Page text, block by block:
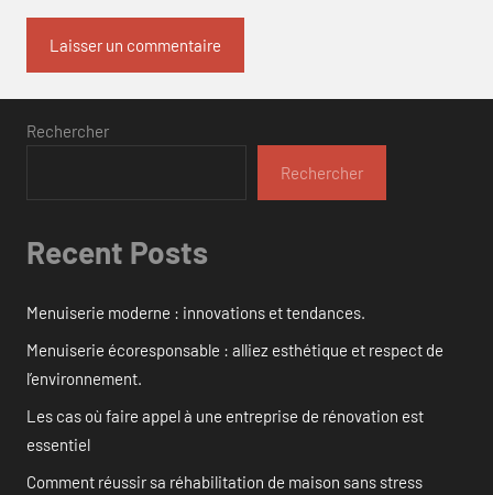
Rechercher
Rechercher
Recent Posts
Menuiserie moderne : innovations et tendances.
Menuiserie écoresponsable : alliez esthétique et respect de
l’environnement.
Les cas où faire appel à une entreprise de rénovation est
essentiel
Comment réussir sa réhabilitation de maison sans stress